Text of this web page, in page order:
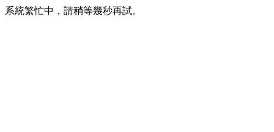
系統繁忙中，請稍等幾秒再試。